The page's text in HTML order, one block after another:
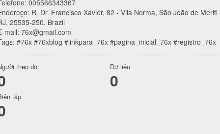
005566343367
R. Dr. Francisco Xavier, 82 - Vila Norma, São João de Meriti
25535-250, Brazil
mail: 76x@gmail.com
#76x #76xblog #linkpara_76x #pagina_inicial_76x #registro_76x
theo dõi Dữ liệu
0
tập